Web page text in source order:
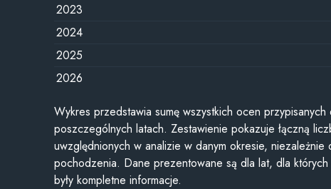
2023
2024
2025
2026
Wykres przedstawia sumę wszystkich ocen
poszczególnych latach. Zestawienie pokazuje łączną
uwzględnionych w analizie w danym okresie, niezależnie
pochodzenia. Dane prezentowane są dla lat, dla
były kompletne informacje.